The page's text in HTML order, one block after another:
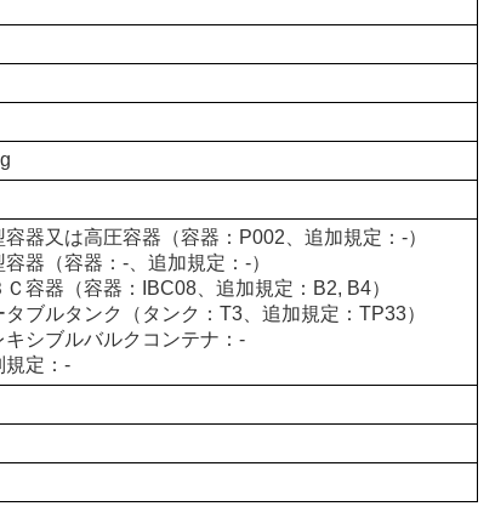
容器又は高圧容器（容器：P002、追加規定：-）
容器（容器：-、追加規定：-）
Ｃ容器（容器：IBC08、追加規定：B2, B4）
タブルタンク（タンク：T3、追加規定：TP33）
キシブルバルクコンテナ：-
規定：-